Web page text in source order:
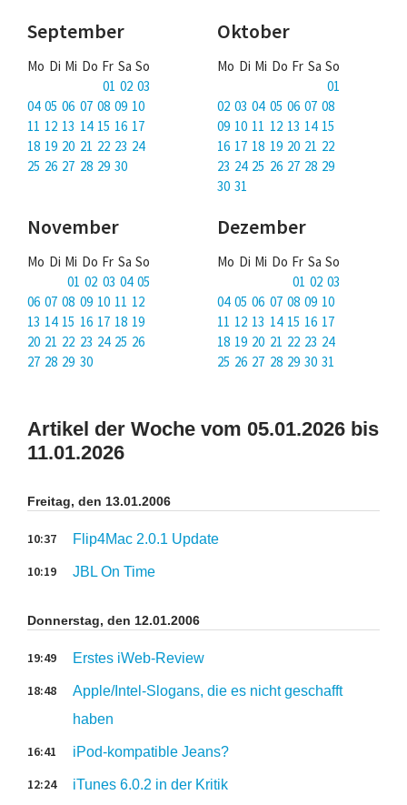
September
Mo Di Mi Do Fr Sa So
01 02 03
04 05 06 07 08 09 10
11 12 13 14 15 16 17
18 19 20 21 22 23 24
25 26 27 28 29 30
Oktober
Mo Di Mi Do Fr Sa So
01
02 03 04 05 06 07 08
09 10 11 12 13 14 15
16 17 18 19 20 21 22
23 24 25 26 27 28 29
30 31
November
Mo Di Mi Do Fr Sa So
01 02 03 04 05
06 07 08 09 10 11 12
13 14 15 16 17 18 19
20 21 22 23 24 25 26
27 28 29 30
Dezember
Mo Di Mi Do Fr Sa So
01 02 03
04 05 06 07 08 09 10
11 12 13 14 15 16 17
18 19 20 21 22 23 24
25 26 27 28 29 30 31
Artikel der Woche vom 05.01.2026 bis
11.01.2026
Freitag, den 13.01.2006
Flip4Mac 2.0.1 Update
10:37
JBL On Time
10:19
Donnerstag, den 12.01.2006
Erstes iWeb-Review
19:49
Apple/Intel-Slogans, die es nicht geschafft
haben
18:48
iPod-kompatible Jeans?
16:41
iTunes 6.0.2 in der Kritik
12:24